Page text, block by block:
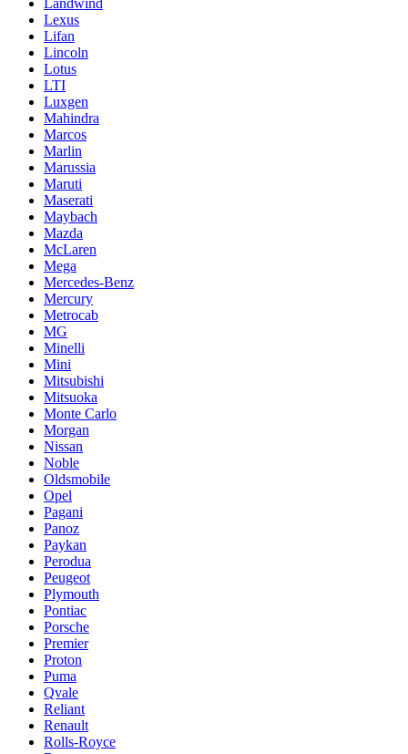
Landwind
Lexus
Lifan
Lincoln
Lotus
LTI
Luxgen
Mahindra
Marcos
Marlin
Marussia
Maruti
Maserati
Maybach
Mazda
McLaren
Mega
Mercedes-Benz
Mercury
Metrocab
MG
Minelli
Mini
Mitsubishi
Mitsuoka
Monte Carlo
Morgan
Nissan
Noble
Oldsmobile
Opel
Pagani
Panoz
Paykan
Perodua
Peugeot
Plymouth
Pontiac
Porsche
Premier
Proton
Puma
Qvale
Reliant
Renault
Rolls-Royce